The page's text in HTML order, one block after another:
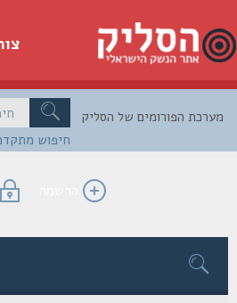
צור
חיפוש מתקדם
הפורומים של הסליק
הרשמה